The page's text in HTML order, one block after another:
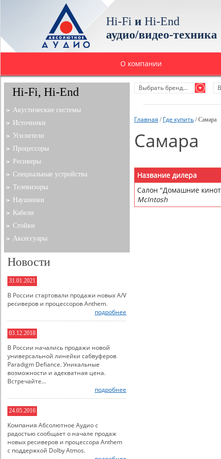
Hi-Fi и Hi-End
аудио/видео-техника
О компании
Выбрать бренд...
Главная / Где купить / Самара
Самара
Название дилера
Салон "Домашние
McIntosh
Hi-Fi, Hi-End
Акустические системы
Источники
Усилители
Процессоры
Ресиверы
Специальные устройства
Телевизоры
Наушники
Кабели
Стойки
Аксессуары
Новости
31.01.2021
В России стартовали продажи новых A/V
ресиверов и процессоров Anthem.
подробнее
03.12.2018
В России начались продажи новой
универсальной линейки сабвуферов
Paradigm Defiance. Уникальные
возможности и адекватная цена.
Встречайте...
подробнее
24.05.2016
Компания Абсолютное Аудио с
радостью сообщает о начале продаж
новых ресиверов и процессора Anthem
с поддержкой Dolby Atmos.